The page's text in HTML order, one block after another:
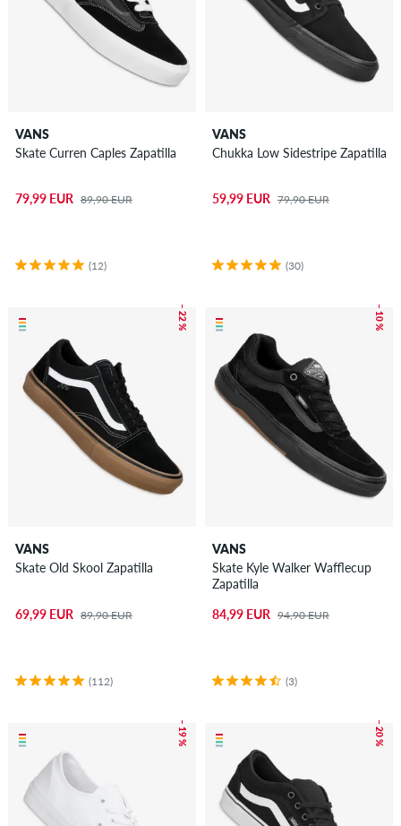
VANS
Skate Curren Caples Zapatilla
79,99 EUR 89,90 EUR
(12)
VANS
Chukka Low Sidestripe Zapatilla
59,99 EUR 79,90 EUR
(30)
– 22 %
VANS
Skate Old Skool Zapatilla
69,99 EUR 89,90 EUR
(112)
– 10 %
VANS
Skate Kyle Walker Wafflecup
Zapatilla
84,99 EUR 94,90 EUR
(3)
– 19 % – 20 %